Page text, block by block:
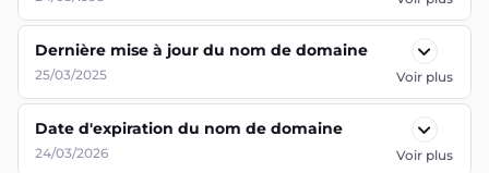
Dernière mise à jour du nom de domaine
25/03/2025 Voir plus
Date d'expiration du nom de domaine
24/03/2026 Voir plus